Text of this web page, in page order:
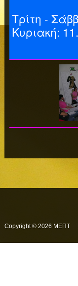
Tρίτη -
Kυριακή:
Copyright © 2026 ΜΕΠΤ